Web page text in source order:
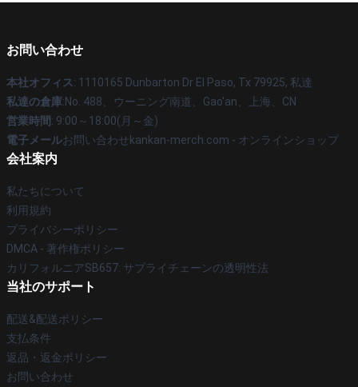
お問い合わせ
本社オフィス: 1110165 Dunbarton Dr El Paso, Tx 79925, 私達
私達の倉庫:No. 488、ウーニング南道、Gao'an、上海、CN
営業時間: 9:00～18:00(月～金)
電子メールお問い合わせkankan-merch.com - オンラインショップ
会社案内
私たちについて
利用規約
プライバシーポリシー
DMCA - 著作権ポリシー
カリフォルニアSB657: サプライチェーンの透明性法
当社のサポート
配送&配送ポリシー
支払条件
返品・返金ポリシー
お問い合わせ